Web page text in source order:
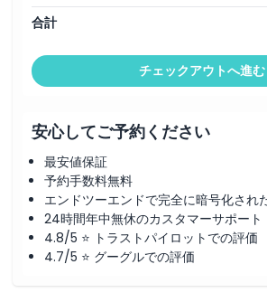
合計
チェックアウトへ進む
安心してご予約ください
最安値保証
予約手数料無料
エンドツーエンドで完全に暗号化され
24時間年中無休のカスタマーサポート
4.8/5 ⭐ トラストパイロットでの評価
4.7/5 ⭐ グーグルでの評価